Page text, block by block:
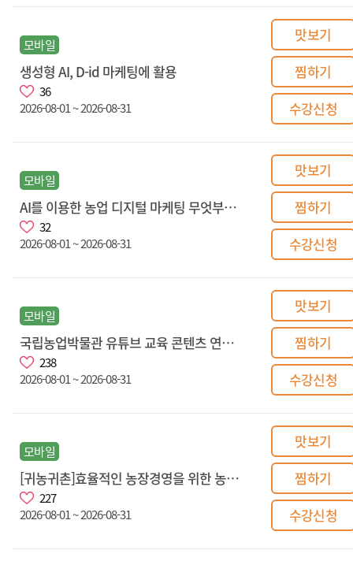
모바일
생성형 AI, D-id 마케팅에 활용
36
2026-08-01 ~ 2026-08-31
맛보기
찜하기
수강신청
모바일
AI를 이용한 농업 디지털 마케팅 무엇부터 시작할까
32
2026-08-01 ~ 2026-08-31
맛보기
찜하기
수강신청
모바일
국립농업박물관 유튜브 교육 콘텐츠 연계 과정
238
2026-08-01 ~ 2026-08-31
맛보기
찜하기
수강신청
모바일
[귀농귀촌]효율적인 농장경영을 위한 농산업 유통 마케팅
227
2026-08-01 ~ 2026-08-31
맛보기
찜하기
수강신청